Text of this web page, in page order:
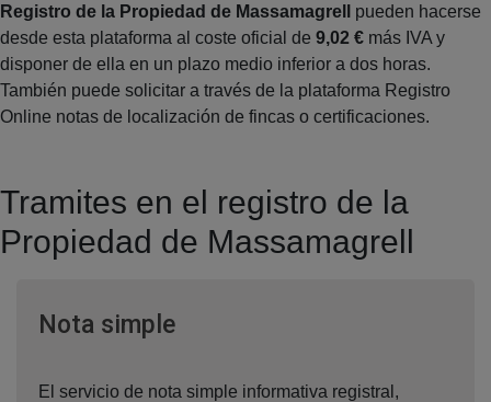
Registro de la Propiedad de Massamagrell
pueden hacerse
desde esta plataforma al coste oficial de 9,02 € más IVA y
disponer de ella en un plazo medio inferior a dos horas.
También puede solicitar a través de la plataforma Registro
Online notas de localización de fincas o certificaciones.
Tramites en el registro de la
Propiedad de Massamagrell
Nota simpleVentana nueva
El servicio de nota simple informativa registral,